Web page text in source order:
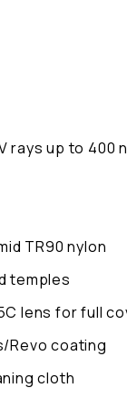
rays up to 400
TR90 nylon
temples
lens for full
Revo coating
cloth